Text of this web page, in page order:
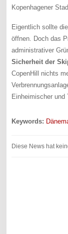
Kopenhagener
Eigentlich sollte
öffnen. Doch das
administrativer
Sicherheit der
CopenHill nichts
Einheimischer und
Keywords:
Diese News hat